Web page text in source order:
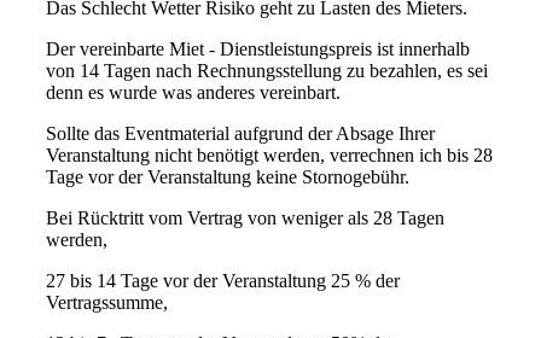
Das Schlecht Wetter Risiko geht zu Lasten des Mieters.
Der vereinbarte Miet - Dienstleistungspreis ist innerhalb
von 14 Tagen nach Rechnungsstellung zu bezahlen, es sei
denn es wurde was anderes vereinbart.
Sollte das Eventmaterial aufgrund der Absage Ihrer
Veranstaltung nicht benötigt werden, verrechnen ich bis 28
Tage vor der Veranstaltung keine Stornogebühr.
Bei Rücktritt vom Vertrag von weniger als 28 Tagen
werden,
27 bis 14 Tage vor der Veranstaltung 25 % der
Vertragssumme,